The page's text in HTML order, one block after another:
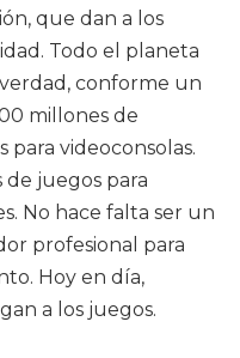
que dan a los
Todo el planeta
conforme un
millones de
para videoconsolas.
juegos para
No hace falta ser un
profesional para
Hoy en día,
a los juegos.